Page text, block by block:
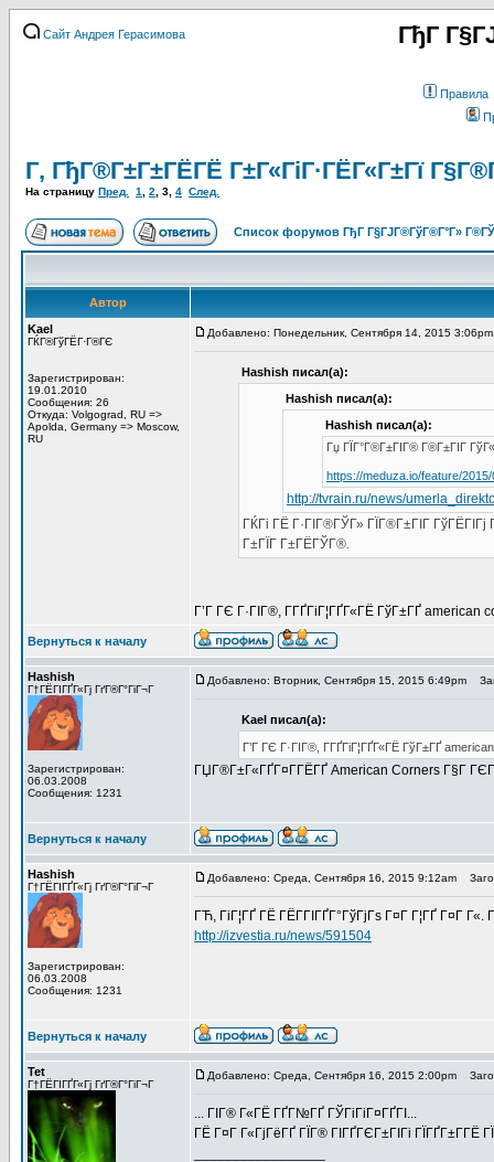
Сайт Андрея Герасимова ГђГ
Правила
Г‚ ГђГ®Г±Г±ГЁГЁ Г±Г«ГіГ·ГЁГ«Г±Гї
На страницу Пред. 1 2 3 4 След.
Список форумов ГђГ Г§ГЈГ®ГўГ®Г°Г»
Автор
Kael
ГЌГ®ГўГЁГ·Г®ГЄ
Зарегистрирован:
19.01.2010
Сообщения: 26
Откуда: Volgograd, RU =>
Apolda, Germany => Moscow,
RU
Добавлено: Понедельник, Сентября 14, 2015 3:06pm
Hashish писал(а):
Hashish писал(а):
Hashish писал(а):
Гџ ГЇГ°Г®Г±ГІГ® Г®Г±ГІГ
https://meduza.io/feature/
http://tvrain.ru/news/
ГЌГі ГЁ Г·ГІГ®ГЎГ» ГЇГ®Г±ГІГ
Г±ГЇГ Г±ГЁГЎГ®.
Г’Г ГЄ Г·ГІГ®, Г­ГҐГіГ¦ГҐГ«ГЁ ГўГ±ГҐ american
Вернуться к началу
Hashish
Г†ГЁГІГҐГ«Гј ГґГ®Г°ГіГ¬Г
Зарегистрирован:
06.03.2008
Сообщения: 1231
Добавлено: Вторник, Сентября 15, 2015 6:49pm
Kael писал(а):
Г’Г ГЄ Г·ГІГ®, Г­ГҐГіГ¦ГҐГ«ГЁ ГўГ±ГҐ
ГЏГ®Г±Г«ГҐГ¤Г­ГЁГҐ American Corners Г§Г
Вернуться к началу
Hashish
Г†ГЁГІГҐГ«Гј ГґГ®Г°ГіГ¬Г
Зарегистрирован:
06.03.2008
Сообщения: 1231
Добавлено: Среда, Сентября 16, 2015 9:12am
ГЋ, ГіГ¦ГҐ ГЁ ГЁГ­ГІГҐГ°ГўГјГѕ Г¤Г Г¦ГҐ Г¤Г
http://izvestia.ru/news/591504
Вернуться к началу
Tet
Г†ГЁГІГҐГ«Гј ГґГ®Г°ГіГ¬Г
Добавлено: Среда, Сентября 16, 2015 2:00pm
... ГІГ® Г«ГЁ ГҐГ№ГҐ ГЎГіГіГ¤ГҐГІ...
ГЁ Г¤Г Г«ГјГёГҐ ГЇГ® ГІГҐГЄГ±ГІГі ГЇГҐГ±Г­ГЁ